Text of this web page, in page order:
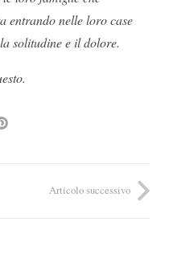
entrando nelle loro case
solitudine e il dolore.
Articolo successivo